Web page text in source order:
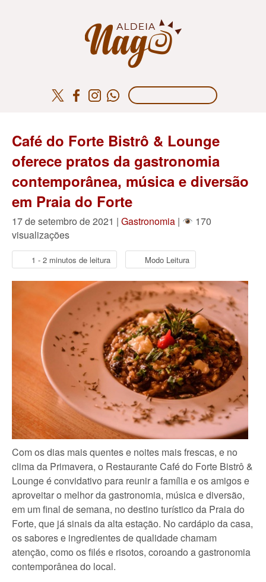
Café do Forte Bistrô & Lounge
oferece pratos da gastronomia
contemporânea, música e diversão
em Praia do Forte
17 de setembro de 2021 | Gastronomia |
170
visualizações
1 - 2 minutos de leitura Modo Leitura
Com os dias mais quentes e noites mais frescas, e no
clima da Primavera, o Restaurante Café do Forte Bistrô &
Lounge é convidativo para reunir a família e os amigos e
aproveitar o melhor da gastronomia, música e diversão,
em um final de semana, no destino turístico da Praia do
Forte, que já sinais da alta estação. No cardápio da casa,
os sabores e ingredientes de qualidade chamam
atenção, como os filés e risotos, coroando a gastronomia
contemporânea do local.